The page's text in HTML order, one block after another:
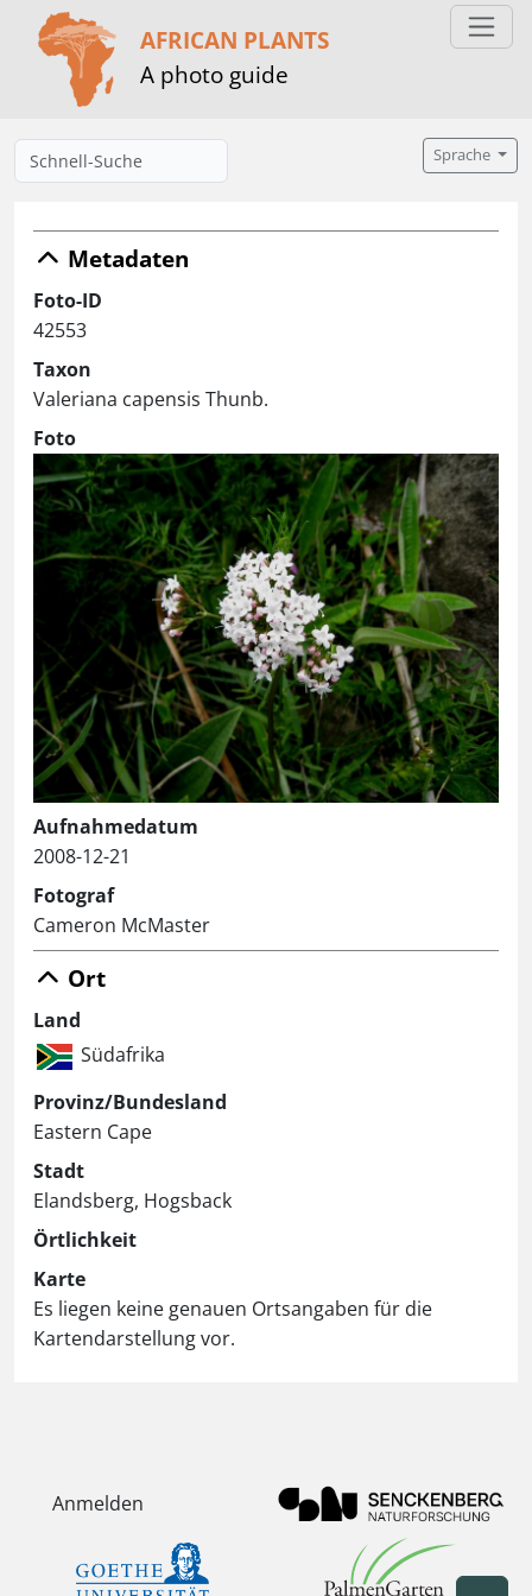
AFRICAN PLANTS
A photo guide
Sprache
Metadaten
Foto-ID
42553
Taxon
Valeriana capensis Thunb.
Foto
Aufnahmedatum
2008-12-21
Fotograf
Cameron McMaster
Ort
Land
Südafrika
Provinz/Bundesland
Eastern Cape
Stadt
Elandsberg, Hogsback
Örtlichkeit
Karte
Es liegen keine genauen Ortsangaben für die
Kartendarstellung vor.
Anmelden